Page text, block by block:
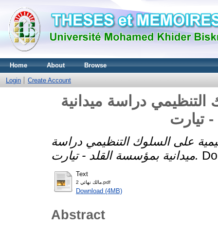
Home About Browse
Login Create Account
التنظيمي دراسة ميدانية
تيارت
على السلوك التنظيمي دراسة
ميدانية بمؤسسة القلد - تيارت.
Text
مالك نهائي 2.pdf
Download (4MB)
Abstract